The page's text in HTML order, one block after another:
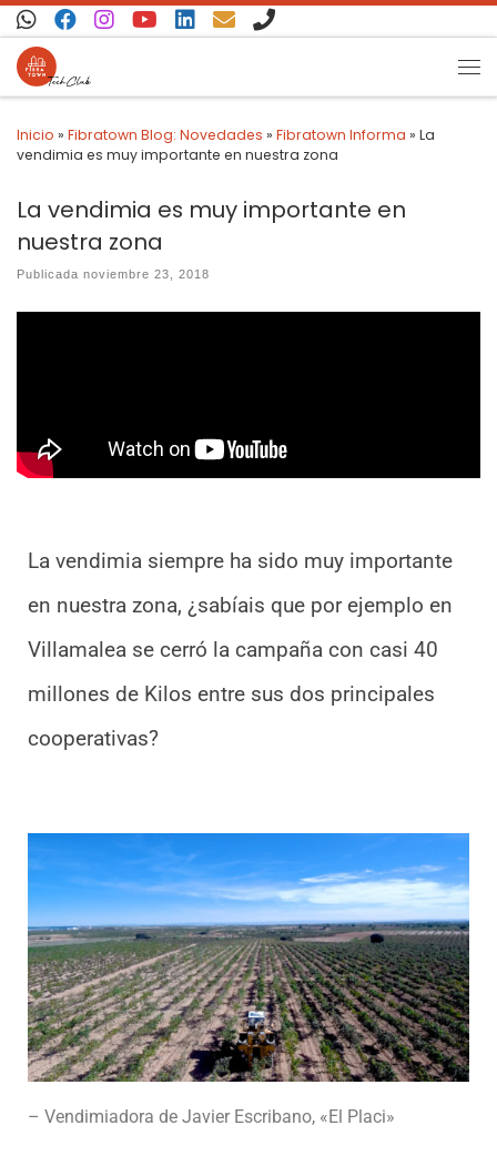
Saltar al contenido
Inicio » Fibratown Blog: Novedades » Fibratown Informa » La
vendimia es muy importante en nuestra zona
La vendimia es muy importante en
nuestra zona
Publicada noviembre 23, 2018
La vendimia siempre ha sido muy importante
en nuestra zona, ¿sabíais que por ejemplo en
Villamalea se cerró la campaña con casi 40
millones de Kilos entre sus dos principales
cooperativas?
– Vendimiadora de Javier Escribano, «El Placi»